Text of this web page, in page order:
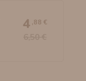
4 ,88 €